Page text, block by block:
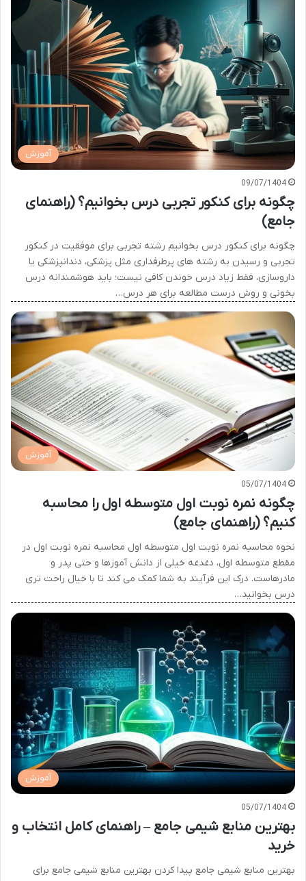
آموزش
09/07/1404
چگونه برای کنکور تجربی درس بخوانیم؟ (راهنمای
جامع)
چگونه برای کنکور درس بخوانیم رشته تجربی برای موفقیت در کنکور
تجربی و رسیدن به رشته های پرطرفداری مثل پزشکی، دندانپزشکی یا
داروسازی، فقط زیاد درس خوندن کافی نیست؛ باید هوشمندانه درس
بخونی و روش درست مطالعه برای هر درس…
آموزش
05/07/1404
چگونه نمره نوبت اول متوسطه اول را محاسبه
کنیم؟ (راهنمای جامع)
نحوه محاسبه نمره نوبت اول متوسطه اول محاسبه نمره نوبت اول در
مقطع متوسطه اول، دغدغه خیلی از دانش آموزها و حتی پدر و
مادرهاست. درک این فرآیند به شما کمک می کند تا با خیال راحت تری
درس بخوانید…
آموزش
05/07/1404
بهترین منابع شیمی جامع – راهنمای کامل انتخاب و
خرید
بهترین منابع شیمی جامع پیدا کردن بهترین منابع شیمی جامع برای